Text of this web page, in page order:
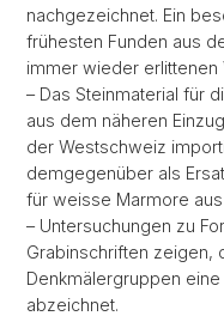
nachgezeichnet. Ein
frühesten Funden aus
immer wieder erlittenen
– Das Steinmaterial für
aus dem näheren
der Westschweiz
demgegenüber als
für weisse Marmore
– Untersuchungen zu
Grabinschriften zeigen,
Denkmälergruppen
abzeichnet.